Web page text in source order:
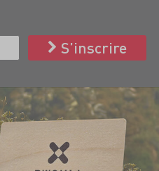
S’inscrire